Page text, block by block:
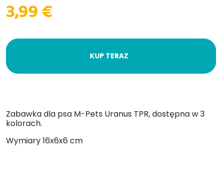
3,99 €
KUP TERAZ
Zabawka dla psa M-Pets Uranus TPR, dostępna w 3
kolorach.
Wymiary 16x6x6 cm